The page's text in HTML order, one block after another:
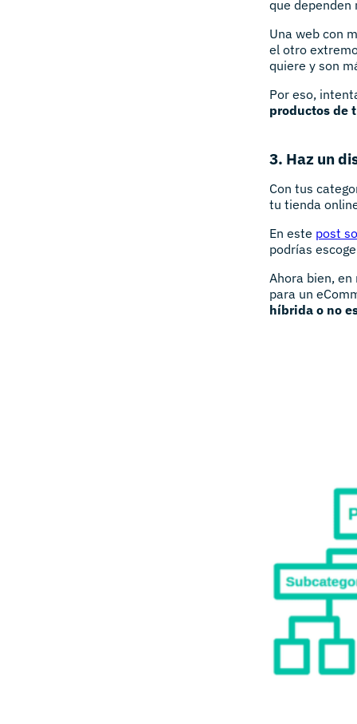
que dependen
Una web con
el otro
quiere y son
Por eso,
productos de
3. Haz un
Con tus
tu tienda
En este post
podrías
Ahora bien,
para un
híbrida o no